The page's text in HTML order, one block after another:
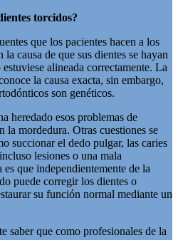
torcidos?
que los pacientes hacen a los
causa de que sus dientes se hayan
alineada correctamente. La
la causa exacta, sin embargo,
son genéticos.
heredado esos problemas de
la mordedura. Otras cuestiones se
succionar el dedo pulgar, las caries
lesiones o una mala
que independientemente de la
puede corregir los dientes o
su función normal mediante un
saber que como profesionales de la